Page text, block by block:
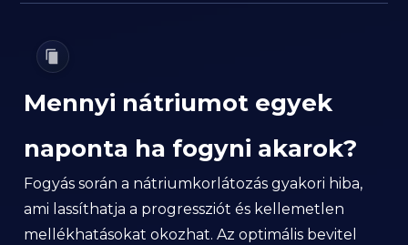
Mennyi nátriumot egyek
naponta ha fogyni akarok?
Fogyás során a nátriumkorlátozás gyakori hiba,
ami lassíthatja a progressziót és kellemetlen
mellékhatásokat okozhat. Az optimális bevitel